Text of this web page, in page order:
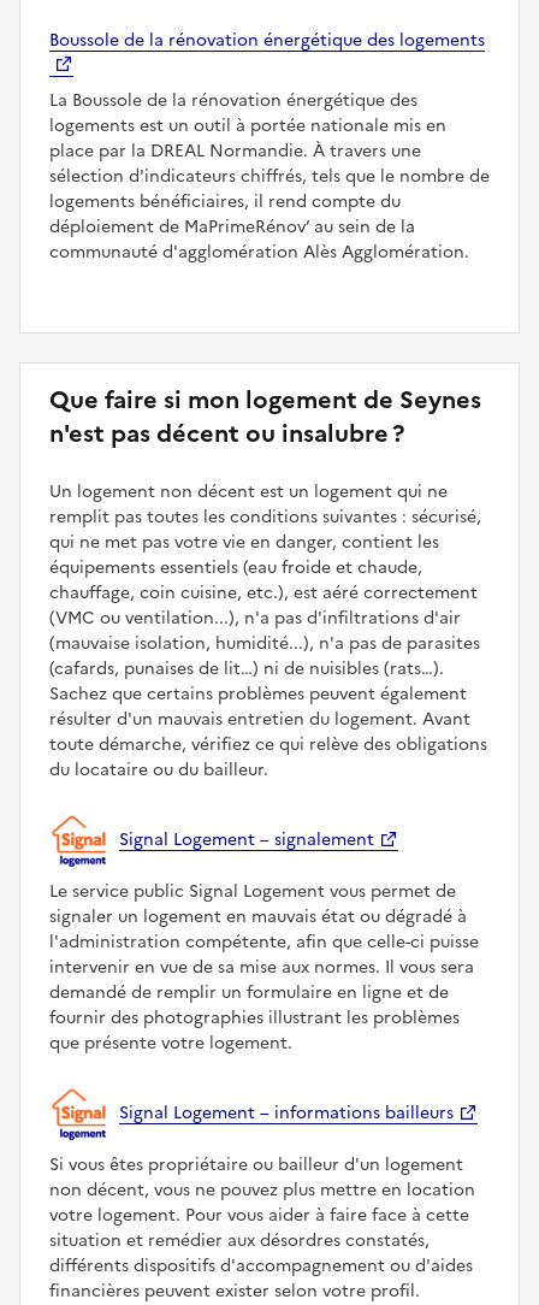
Boussole de la rénovation énergétique des logements
La Boussole de la rénovation énergétique des
logements est un outil à portée nationale mis en
place par la DREAL Normandie. À travers une
sélection d'indicateurs chiffrés, tels que le nombre de
logements bénéficiaires, il rend compte du
déploiement de MaPrimeRénov’ au sein de la
communauté d'agglomération Alès Agglomération.
Que faire si mon logement de Seynes
n'est pas décent ou insalubre ?
Un logement non décent est un logement qui ne
remplit pas toutes les conditions suivantes : sécurisé,
qui ne met pas votre vie en danger, contient les
équipements essentiels (eau froide et chaude,
chauffage, coin cuisine, etc.), est aéré correctement
(VMC ou ventilation...), n'a pas d'infiltrations d'air
(mauvaise isolation, humidité...), n'a pas de parasites
(cafards, punaises de lit…) ni de nuisibles (rats…).
Sachez que certains problèmes peuvent également
résulter d'un mauvais entretien du logement. Avant
toute démarche, vérifiez ce qui relève des obligations
du locataire ou du bailleur.
Signal Logement – signalement
Le service public Signal Logement vous permet de
signaler un logement en mauvais état ou dégradé à
l'administration compétente, afin que celle-ci puisse
intervenir en vue de sa mise aux normes. Il vous sera
demandé de remplir un formulaire en ligne et de
fournir des photographies illustrant les problèmes
que présente votre logement.
Signal Logement – informations bailleurs
Si vous êtes propriétaire ou bailleur d'un logement
non décent, vous ne pouvez plus mettre en location
votre logement. Pour vous aider à faire face à cette
situation et remédier aux désordres constatés,
différents dispositifs d'accompagnement ou d'aides
financières peuvent exister selon votre profil.